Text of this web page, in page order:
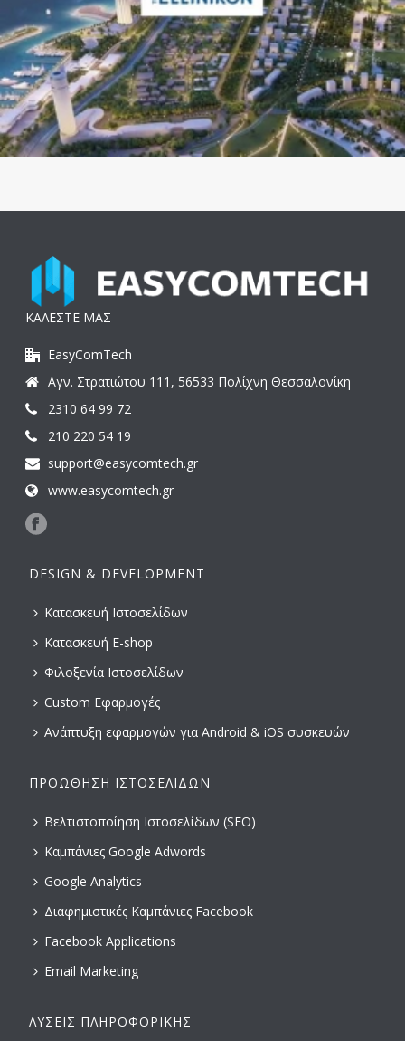
ΚΑΛΕΣΤΕ ΜΑΣ
EasyComTech
Αγν. Στρατιώτου 111, 56533 Πολίχνη Θεσσαλονίκη
2310 64 99 72
210 220 54 19
support@easycomtech.gr
www.easycomtech.gr
DESIGN & DEVELOPMENT
Κατασκευή Ιστοσελίδων
Κατασκευή E-shop
Φιλοξενία Ιστοσελίδων
Custom Εφαρμογές
Ανάπτυξη εφαρμογών για Android & iOS συσκευών
ΠΡΟΏΘΗΣΗ ΙΣΤΟΣΕΛΊΔΩΝ
Βελτιστοποίηση Ιστοσελίδων (SEO)
Καμπάνιες Google Adwords
Google Analytics
Διαφημιστικές Καμπάνιες Facebook
Facebook Applications
Email Marketing
ΛΎΣΕΙΣ ΠΛΗΡΟΦΟΡΙΚΉΣ